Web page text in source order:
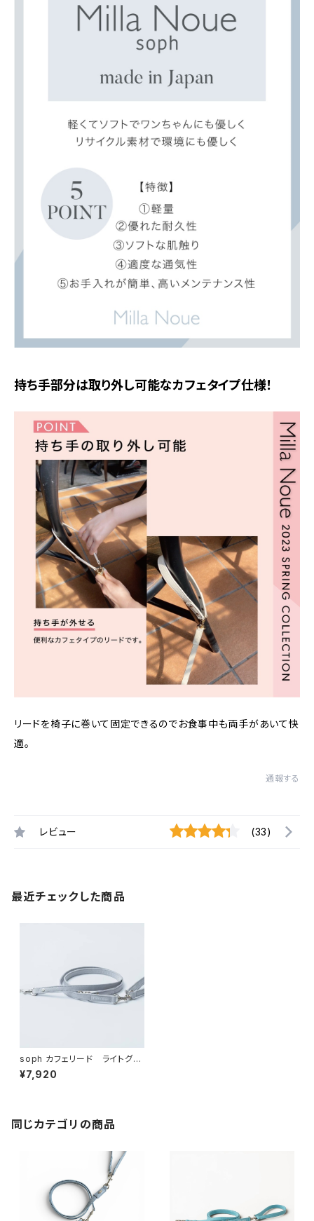
持ち手部分は取り外し可能なカフェタイプ仕様！
リードを椅子に巻いて固定できるのでお食事中も両手があいて快
適。
通報する
レビュー (33)
最近チェックした商品
soph カフェリード ライトグレ
ー ー マイクロファイバース
エード 人口スエード リー
¥7,920
同じカテゴリの商品